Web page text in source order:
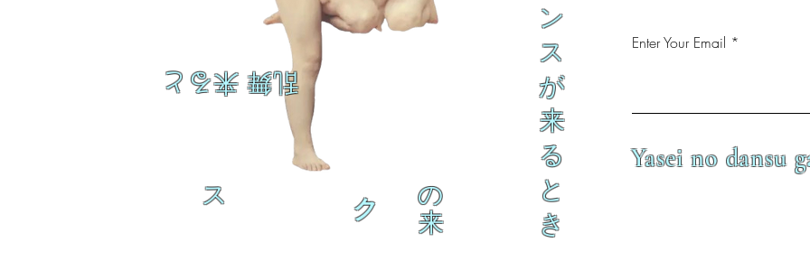
乱舞 来ると
ク
ス
の
来
ン
ス
が
来
る
と
き
Enter Your Email
Yasei no dansu